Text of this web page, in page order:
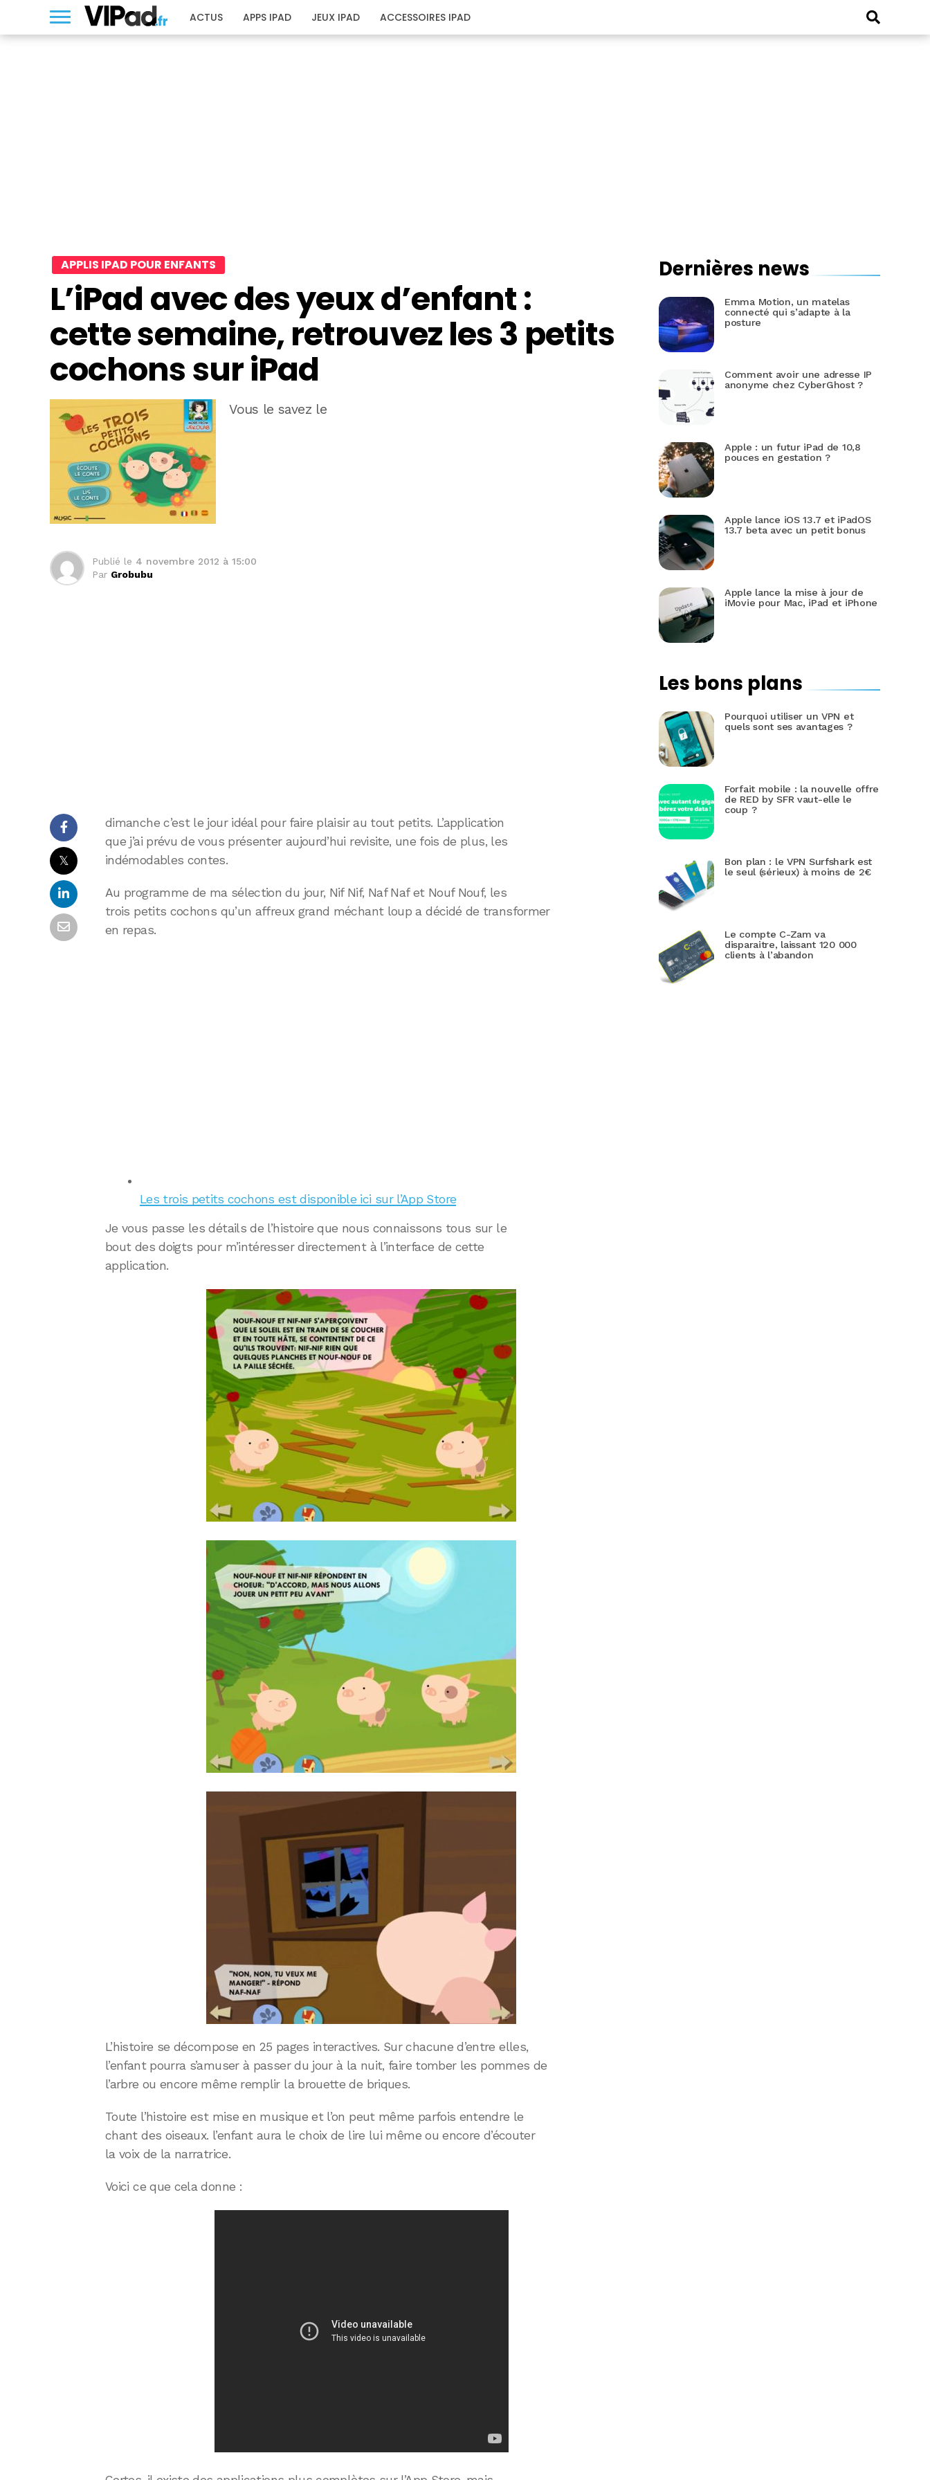
ACTUS APPS IPAD JEUX IPAD ACCESSOIRES IPAD
APPLIS IPAD POUR ENFANTS
L’iPad avec des yeux d’enfant :
cette semaine, retrouvez les 3 petits
cochons sur iPad
Vous le savez le
Publié le 4 novembre 2012 à 15:00
Par Grobubu
𝕏
dimanche c’est le jour idéal pour faire plaisir au tout petits. L’application
que j’ai prévu de vous présenter aujourd’hui revisite, une fois de plus, les
indémodables contes.
Au programme de ma sélection du jour, Nif Nif, Naf Naf et Nouf Nouf, les
trois petits cochons qu’un affreux grand méchant loup a décidé de transformer
en repas.
Les trois petits cochons est disponible ici sur l’App Store
Je vous passe les détails de l’histoire que nous connaissons tous sur le
bout des doigts pour m’intéresser directement à l’interface de cette
application.
L’histoire se décompose en 25 pages interactives. Sur chacune d’entre elles,
l’enfant pourra s’amuser à passer du jour à la nuit, faire tomber les pommes de
l’arbre ou encore même remplir la brouette de briques.
Toute l’histoire est mise en musique et l’on peut même parfois entendre le
chant des oiseaux. l’enfant aura le choix de lire lui même ou encore d’écouter
la voix de la narratrice.
Voici ce que cela donne :
Dernières news
Emma Motion, un matelas
connecté qui s’adapte à la
posture
Comment avoir une adresse IP
anonyme chez CyberGhost ?
Apple : un futur iPad de 10,8
pouces en gestation ?
Apple lance iOS 13.7 et iPadOS
13.7 beta avec un petit bonus
Apple lance la mise à jour de
iMovie pour Mac, iPad et iPhone
Les bons plans
Pourquoi utiliser un VPN et
quels sont ses avantages ?
Forfait mobile : la nouvelle offre
de RED by SFR vaut-elle le
coup ?
Bon plan : le VPN Surfshark est
le seul (sérieux) à moins de 2€
Le compte C-Zam va
disparaitre, laissant 120 000
clients à l’abandon